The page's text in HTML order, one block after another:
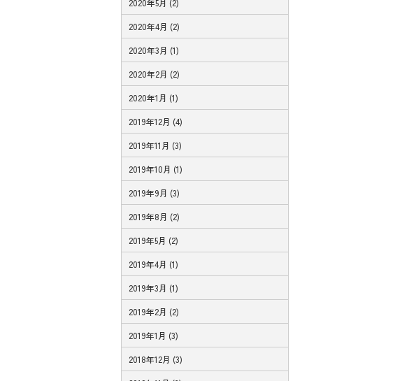
2020年5月 (2)
2020年4月 (2)
2020年3月 (1)
2020年2月 (2)
2020年1月 (1)
2019年12月 (4)
2019年11月 (3)
2019年10月 (1)
2019年9月 (3)
2019年8月 (2)
2019年5月 (2)
2019年4月 (1)
2019年3月 (1)
2019年2月 (2)
2019年1月 (3)
2018年12月 (3)